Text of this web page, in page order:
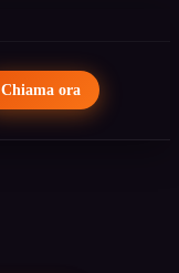
Chiama ora